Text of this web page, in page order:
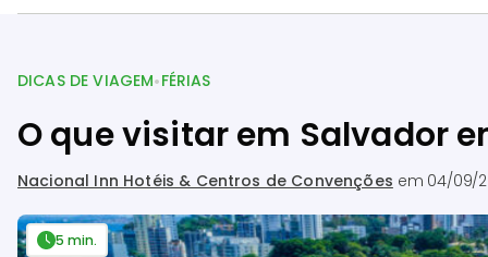
Dicas de Viagem
DICAS DE VIAGEM•FÉRIAS
O que visitar em Salvador
Nacional Inn Hotéis & Centros de Convenções em 04/09/
5 min.